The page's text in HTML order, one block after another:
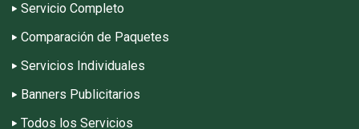
Servicio Completo
Comparación de Paquetes
Servicios Individuales
Banners Publicitarios
Todos los Servicios